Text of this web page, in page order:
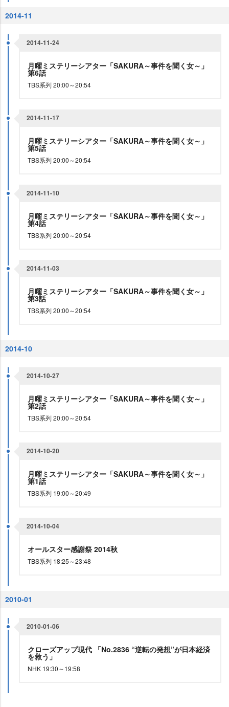
2014-11
2014-11-24
月曜ミステリーシアター「SAKURA～事件を聞く女～」
第6話
TBS系列 20:00～20:54
2014-11-17
月曜ミステリーシアター「SAKURA～事件を聞く女～」
第5話
TBS系列 20:00～20:54
2014-11-10
月曜ミステリーシアター「SAKURA～事件を聞く女～」
第4話
TBS系列 20:00～20:54
2014-11-03
月曜ミステリーシアター「SAKURA～事件を聞く女～」
第3話
TBS系列 20:00～20:54
2014-10
2014-10-27
月曜ミステリーシアター「SAKURA～事件を聞く女～」
第2話
TBS系列 20:00～20:54
2014-10-20
月曜ミステリーシアター「SAKURA～事件を聞く女～」
第1話
TBS系列 19:00～20:49
2014-10-04
オールスター感謝祭 2014秋
TBS系列 18:25～23:48
2010-01
2010-01-06
クローズアップ現代 「No.2836 “逆転の発想”が日本経済
を救う」
NHK 19:30～19:58